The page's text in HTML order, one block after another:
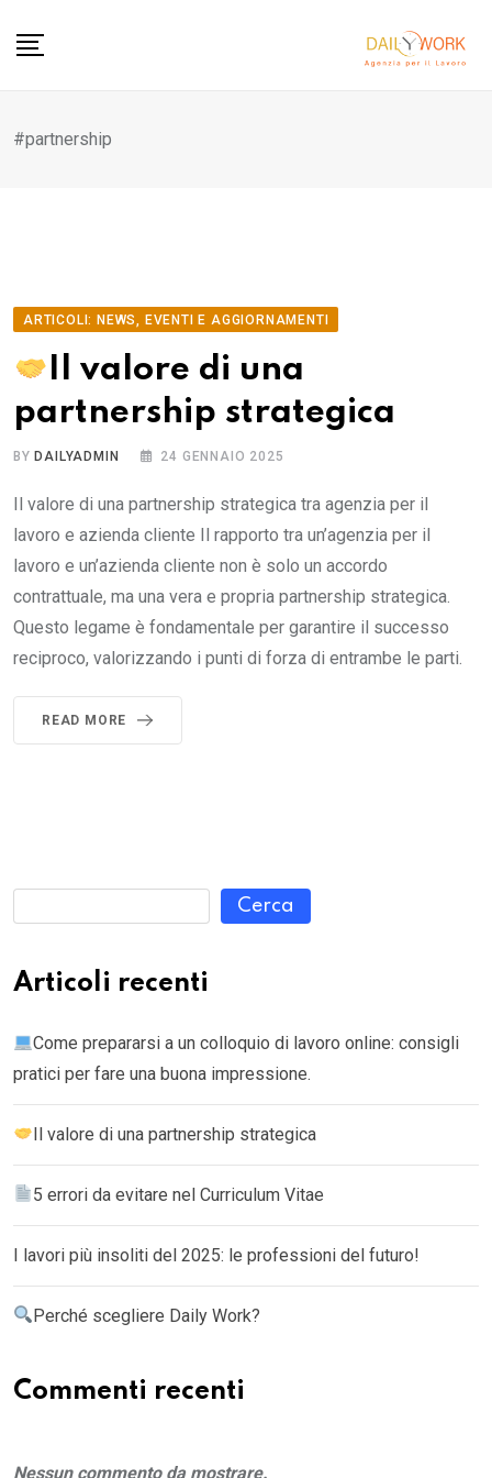
#partnership
ARTICOLI: NEWS, EVENTI E AGGIORNAMENTI
Il valore di una
partnership strategica
BYDAILYADMIN 24 GENNAIO 2025
Il valore di una partnership strategica tra agenzia per il
lavoro e azienda cliente Il rapporto tra un’agenzia per il
lavoro e un’azienda cliente non è solo un accordo
contrattuale, ma una vera e propria partnership strategica.
Questo legame è fondamentale per garantire il successo
reciproco, valorizzando i punti di forza di entrambe le parti.
READ MORE
Cerca
Articoli recenti
Come prepararsi a un colloquio di lavoro online: consigli
pratici per fare una buona impressione.
Il valore di una partnership strategica
5 errori da evitare nel Curriculum Vitae
I lavori più insoliti del 2025: le professioni del futuro!
Perché scegliere Daily Work?
Commenti recenti
Nessun commento da mostrare.